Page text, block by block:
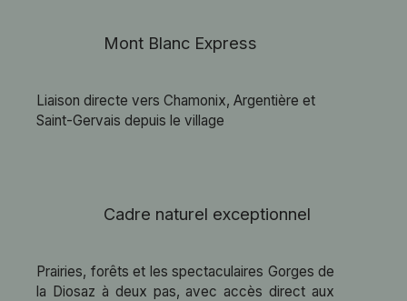
Mont Blanc Express
Liaison directe vers Chamonix, Argentière et
Saint-Gervais depuis le village
Cadre naturel exceptionnel
Prairies, forêts et les spectaculaires Gorges de
la Diosaz à deux pas, avec accès direct aux